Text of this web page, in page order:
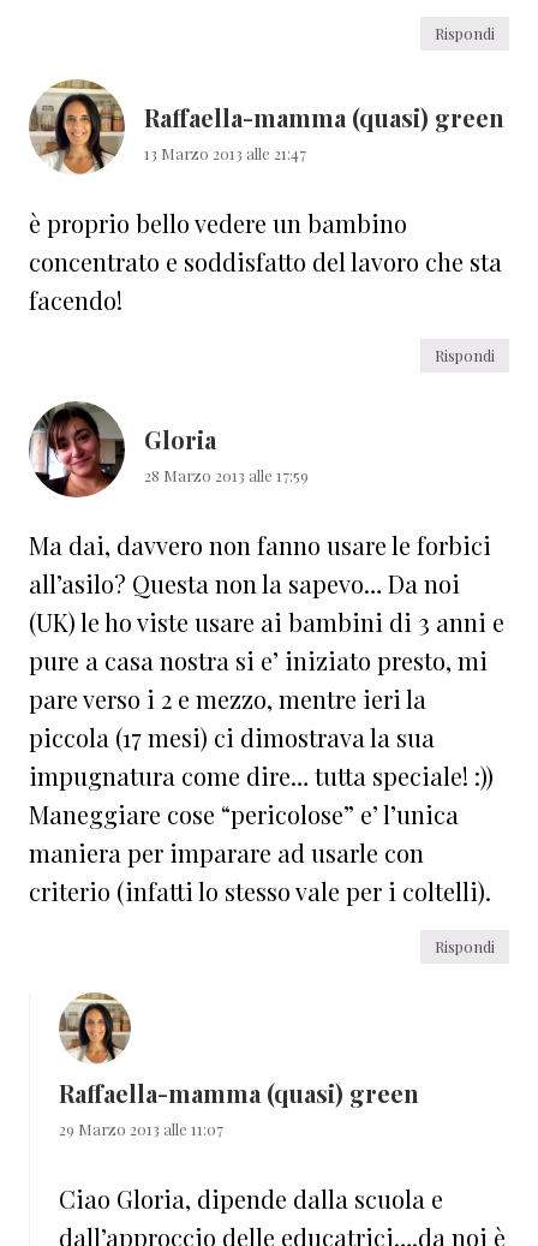
Rispondi
Raffaella-mamma (quasi) green
13 Marzo 2013 alle 21:47
è proprio bello vedere un bambino
concentrato e soddisfatto del lavoro che sta
facendo!
Rispondi
Gloria
28 Marzo 2013 alle 17:59
Ma dai, davvero non fanno usare le forbici
all’asilo? Questa non la sapevo… Da noi
(UK) le ho viste usare ai bambini di 3 anni e
pure a casa nostra si e’ iniziato presto, mi
pare verso i 2 e mezzo, mentre ieri la
piccola (17 mesi) ci dimostrava la sua
impugnatura come dire… tutta speciale! :))
Maneggiare cose “pericolose” e’ l’unica
maniera per imparare ad usarle con
criterio (infatti lo stesso vale per i coltelli).
Rispondi
Raffaella-mamma (quasi) green
29 Marzo 2013 alle 11:07
Ciao Gloria, dipende dalla scuola e
dall’approccio delle educatrici….da noi è